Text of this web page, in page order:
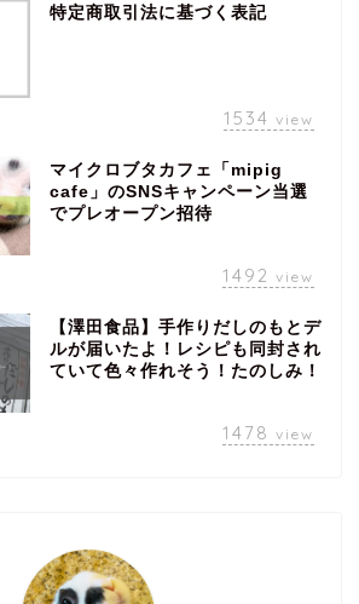
特定商取引法に基づく表記
1534 view
マイクロブタカフェ「mipig
cafe」のSNSキャンペーン当選
でプレオープン招待
1492 view
【澤田食品】手作りだしのもとデ
ルが届いたよ！レシピも同封され
ていて色々作れそう！たのしみ！
1478 view